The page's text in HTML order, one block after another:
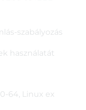
szabályozás
használatát
64, Linux ex